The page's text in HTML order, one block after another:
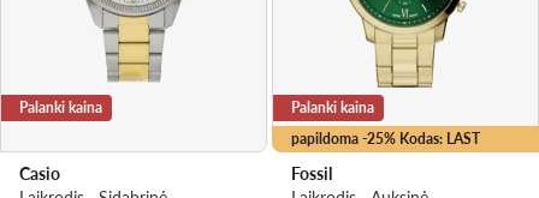
Palanki kaina
Casio
papildoma -25% Kodas: LAST
Palanki kaina
Fossil